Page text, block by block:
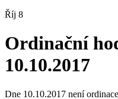
Říj 8
Ordinační
10.10.2017
Dne 10.10.2017 není